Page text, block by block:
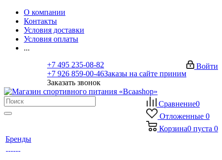
О компании
Контакты
Условия доставки
Условия оплаты
...
Войти
+7 495 235-08-82
+7 926 859-00-46Заказы на сайте приним
Заказать звонок
Сравнение0
Отложенные 0
Корзина0 пуста 0
Бренды